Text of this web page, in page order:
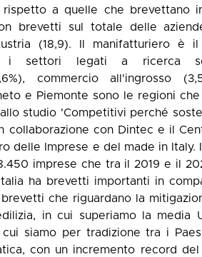
rispetto a quelle che brevettano
brevetti sul totale delle
(18,9). Il manifatturiero è
i settori legati a ricerca
commercio all'ingrosso
e Piemonte sono le regioni
studio 'Competitivi perché
collaborazione con Dintec e il
delle Imprese e del made in Italy.
imprese che tra il 2019 e il
ha brevetti importanti in
che riguardano la
in cui superiamo la media
siamo per tradizione tra i
con un incremento record del